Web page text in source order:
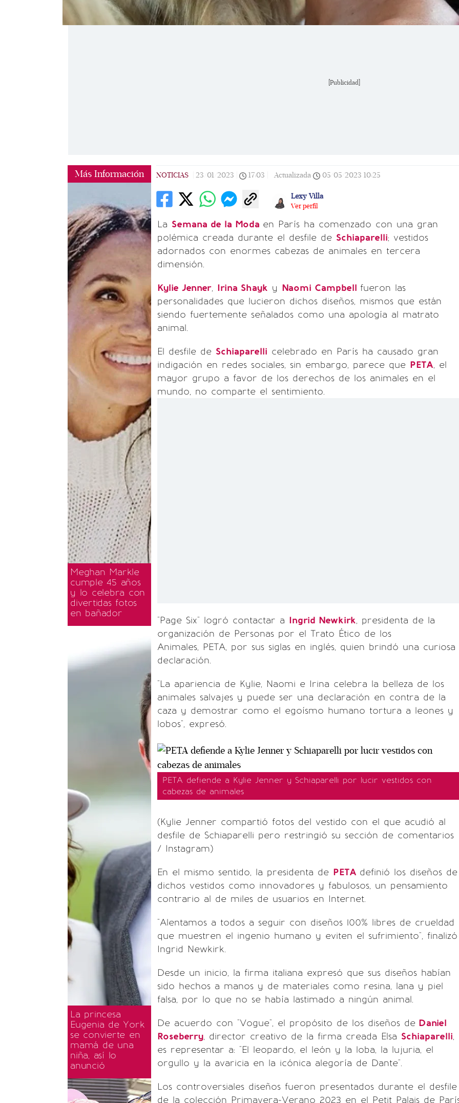
[Publicidad]
Más Información
Meghan Markle
cumple 45 años
y lo celebra con
divertidas fotos
en bañador
La princesa
Eugenia de York
se convierte en
mamá de una
niña, así lo
anunció
NOTICIAS 23/01/2023 17:03 Actualizada 05/05/2023 10:25
Lexy Villa
Ver perfil
La Semana de la Moda en París ha comenzado con una gran
polémica creada durante el desfile de Schiaparelli; vestidos
adornados con enormes cabezas de animales en tercera
dimensión.
Kylie Jenner, Irina Shayk y Naomi Campbell fueron las
personalidades que lucieron dichos diseños, mismos que están
siendo fuertemente señalados como una apología al matrato
animal.
El desfile de Schiaparelli celebrado en París ha causado gran
indigación en redes sociales, sin embargo, parece que PETA, el
mayor grupo a favor de los derechos de los animales en el
mundo, no comparte el sentimiento.
"Page Six" logró contactar a Ingrid Newkirk, presidenta de la
organización de Personas por el Trato Ético de los
Animales, PETA, por sus siglas en inglés, quien brindó una curiosa
declaración.
"La apariencia de Kylie, Naomi e Irina celebra la belleza de los
animales salvajes y puede ser una declaración en contra de la
caza y demostrar como el egoísmo humano tortura a leones y
lobos", expresó.
PETA defiende a Kylie Jenner y Schiaparelli por lucir vestidos con
cabezas de animales
(Kylie Jenner compartió fotos del vestido con el que acudió al
desfile de Schiaparelli pero restringió su sección de comentarios
/ Instagram)
En el mismo sentido, la presidenta de PETA definió los diseños de
dichos vestidos como innovadores y fabulosos, un pensamiento
contrario al de miles de usuarios en Internet.
"Alentamos a todos a seguir con diseños 100% libres de crueldad
que muestren el ingenio humano y eviten el sufrimiento", finalizó
Ingrid Newkirk.
Desde un inicio, la firma italiana expresó que sus diseños habían
sido hechos a manos y de materiales como resina, lana y piel
falsa, por lo que no se había lastimado a ningún animal.
De acuerdo con "Vogue", el propósito de los diseños de Daniel
Roseberry, director creativo de la firma creada Elsa Schiaparelli,
es representar a: "El leopardo, el león y la loba, la lujuria, el
orgullo y la avaricia en la icónica alegoría de Dante".
Los controversiales diseños fueron presentados durante el desfile
de la colección Primavera-Verano 2023 en el Petit Palais de